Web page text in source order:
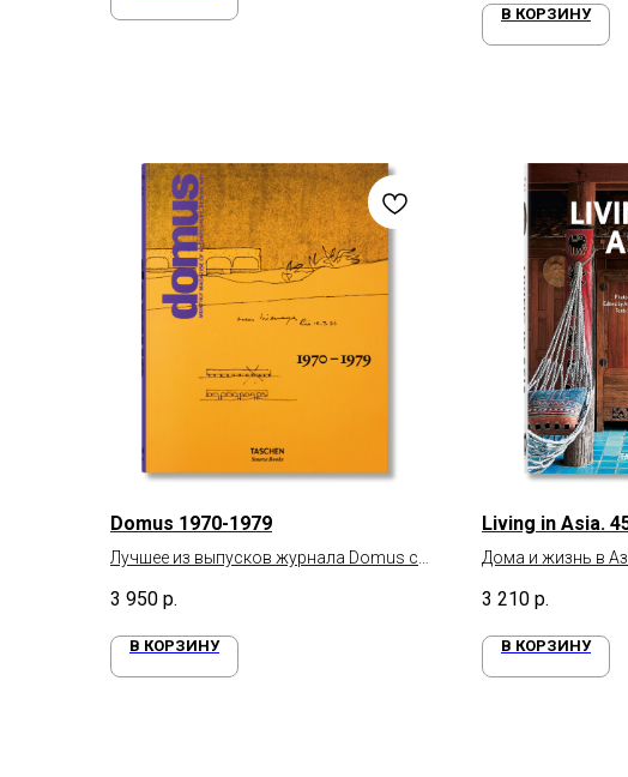
В КОРЗИНУ
Domus 1970-1979
Лучшее из выпусков журнала Domus с
3 950 р.
В КОРЗИНУ
Living in Asia.
Дома и жизнь в
3 210 р.
В КОРЗИНУ